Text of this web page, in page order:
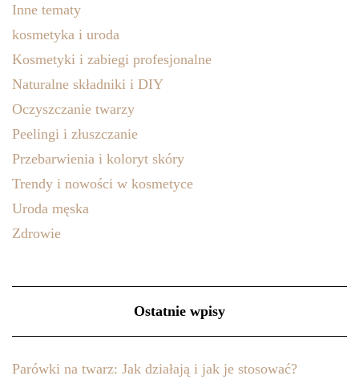
Inne tematy
kosmetyka i uroda
Kosmetyki i zabiegi profesjonalne
Naturalne składniki i DIY
Oczyszczanie twarzy
Peelingi i złuszczanie
Przebarwienia i koloryt skóry
Trendy i nowości w kosmetyce
Uroda męska
Zdrowie
Ostatnie wpisy
Parówki na twarz: Jak działają i jak je stosować?